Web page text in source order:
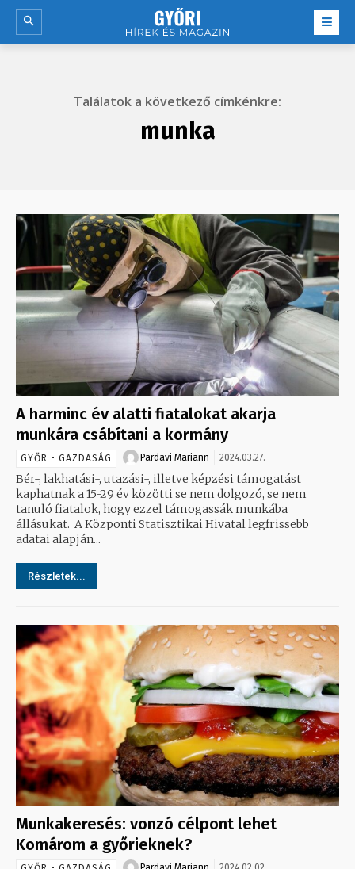
Találatok a következő címkénkre:
munka
A harminc év alatti fiatalokat akarja
munkára csábítani a kormány
GYŐR - GAZDASÁG Pardavi Mariann 2024.03.27.
Bér-, lakhatási-, utazási-, illetve képzési támogatást
kaphatnak a 15-29 év közötti se nem dolgozó, se nem
tanuló fiatalok, hogy ezzel támogassák munkába
állásukat. A Központi Statisztikai Hivatal legfrissebb
adatai alapján...
Részletek...
Munkakeresés: vonzó célpont lehet
Komárom a győrieknek?